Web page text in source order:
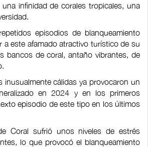
infinidad de corales tropicales, una
episodios de blanqueamiento
a este afamado atractivo turístico de su
bancos de coral, antaño vibrantes, de
inusualmente cálidas ya provocaron un
en 2024 y en los primeros
episodio de este tipo en los últimos
Coral sufrió unos niveles de estrés
lo que provocó el blanqueamiento